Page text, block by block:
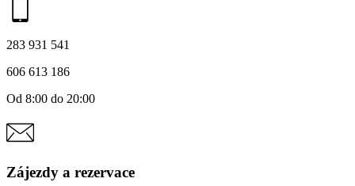
283 931 541
606 613 186
Od 8:00 do 20:00
Zájezdy a rezervace